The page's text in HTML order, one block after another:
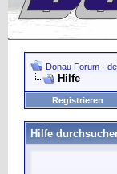
Donau Forum -
Hilfe
Registrieren
Hilfe